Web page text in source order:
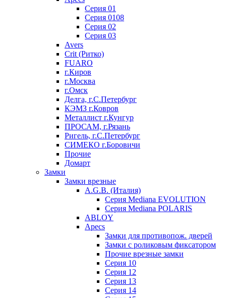
Серия 01
Серия 0108
Серия 02
Серия 03
Avers
Crit (Ритко)
FUARO
г.Киров
г.Москва
г.Омск
Делга, г.С.Петербург
КЭМЗ г.Ковров
Металлист г.Кунгур
ПРОСАМ, г.Рязань
Ригель, г.С.Петербург
СИМЕКО г.Боровичи
Прочие
Домарт
Замки
Замки врезные
A.G.B. (Италия)
Серия Mediana EVOLUTION
Серия Mediana POLARIS
ABLOY
Apecs
Замки для противопож. дверей
Замки с роликовым фиксатором
Прочие врезные замки
Серия 10
Серия 12
Серия 13
Серия 14